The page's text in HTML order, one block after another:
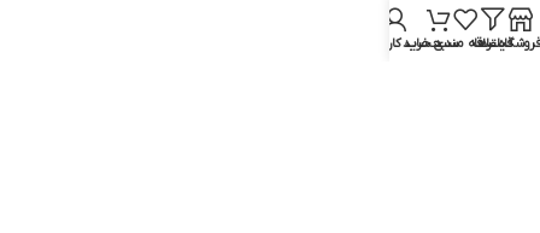
فروشگاهفیلترها
علاقه مندیسبد خرید
حساب کاربری من